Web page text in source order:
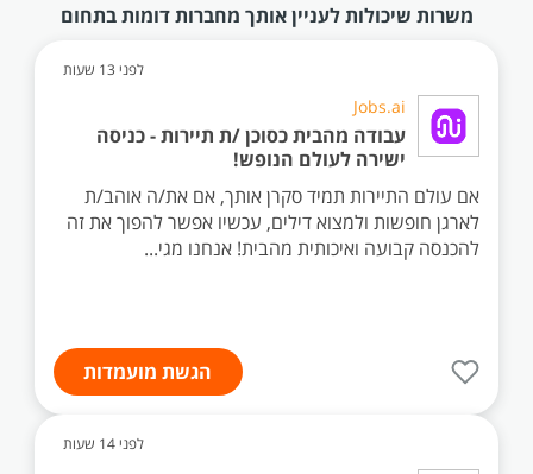
משרות שיכולות לעניין אותך מחברות דומות בתחום
לפני 13 שעות
Jobs.ai
עבודה מהבית כסוכן /ת תיירות - כניסה
ישירה לעולם הנופש!
אם עולם התיירות תמיד סקרן אותך, אם את/ה אוהב/ת
לארגן חופשות ולמצוא דילים, עכשיו אפשר להפוך את זה
להכנסה קבועה ואיכותית מהבית! אנחנו מגי...
הגשת מועמדות
לפני 14 שעות